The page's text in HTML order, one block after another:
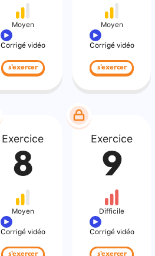
Moyen
Corrigé vidéo
s'exercer
Moyen
Corrigé vidéo
s'exercer
Exercice
8
Moyen
Corrigé vidéo
Exercice
9
Difficile
Corrigé vidéo